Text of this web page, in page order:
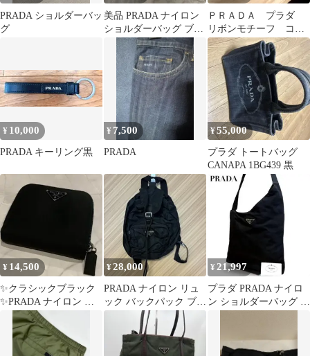
PRADA ショルダーバッ
グ
美品 PRADA ナイロン
ショルダーバッグ ブラ
ック
ＰＲＡＤＡ プラダ
リボンモチーフ コイ
ンケース ブラック
¥ 10,000
PRADA キーリング黒
¥ 7,500
PRADA
¥55,000
プラダ トートバッグ
CANAPA 1BG439 黒
¥ 14,500
✨クラシックブラック
✨PRADA ナイロン ラ
ウンドファスナー 二つ
折り財布
¥28,000
PRADA ナイロン リュ
ック バックパック ブラ
ック
¥ 21,997
プラダ PRADA ナイロ
ン ショルダーバッグ 斜